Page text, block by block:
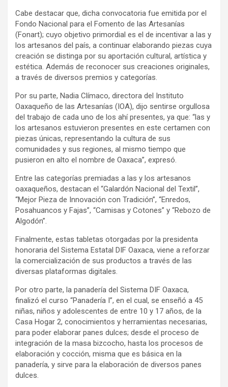
Cabe destacar que, dicha convocatoria fue emitida por el
Fondo Nacional para el Fomento de las Artesanías
(Fonart); cuyo objetivo primordial es el de incentivar a las y
los artesanos del país, a continuar elaborando piezas cuya
creación se distinga por su aportación cultural, artística y
estética. Además de reconocer sus creaciones originales,
a través de diversos premios y categorías.
Por su parte, Nadia Clímaco, directora del Instituto
Oaxaqueño de las Artesanías (IOA), dijo sentirse orgullosa
del trabajo de cada uno de los ahí presentes, ya que: “las y
los artesanos estuvieron presentes en este certamen con
piezas únicas, representando la cultura de sus
comunidades y sus regiones, al mismo tiempo que
pusieron en alto el nombre de Oaxaca”, expresó.
Entre las categorías premiadas a las y los artesanos
oaxaqueños, destacan el “Galardón Nacional del Textil”,
“Mejor Pieza de Innovación con Tradición”, “Enredos,
Posahuancos y Fajas”, “Camisas y Cotones” y “Rebozo de
Algodón”.
Finalmente, estas tabletas otorgadas por la presidenta
honoraria del Sistema Estatal DIF Oaxaca, viene a reforzar
la comercialización de sus productos a través de las
diversas plataformas digitales.
Por otro parte, la panadería del Sistema DIF Oaxaca,
finalizó el curso “Panadería I”, en el cual, se enseñó a 45
niñas, niños y adolescentes de entre 10 y 17 años, de la
Casa Hogar 2, conocimientos y herramientas necesarias,
para poder elaborar panes dulces; desde el proceso de
integración de la masa bizcocho, hasta los procesos de
elaboración y cocción, misma que es básica en la
panadería, y sirve para la elaboración de diversos panes
dulces.